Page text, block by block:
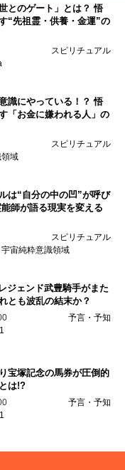
とのゲート」とは？ 悟
“先祖霊・供養・金運”の
スピリチュアル
識にやっている！？ 悟
「お金に嫌われる人」の
スピリチュアル
領域
は“自分の中の凹”が呼び
師が語る現実を変える
スピリチュアル
宇宙純粋意識領域
ジェンド武豊騎手がまた
とも波乱の結末か？
予言・予知
宝塚記念の馬券が圧倒的
は!?
予言・予知